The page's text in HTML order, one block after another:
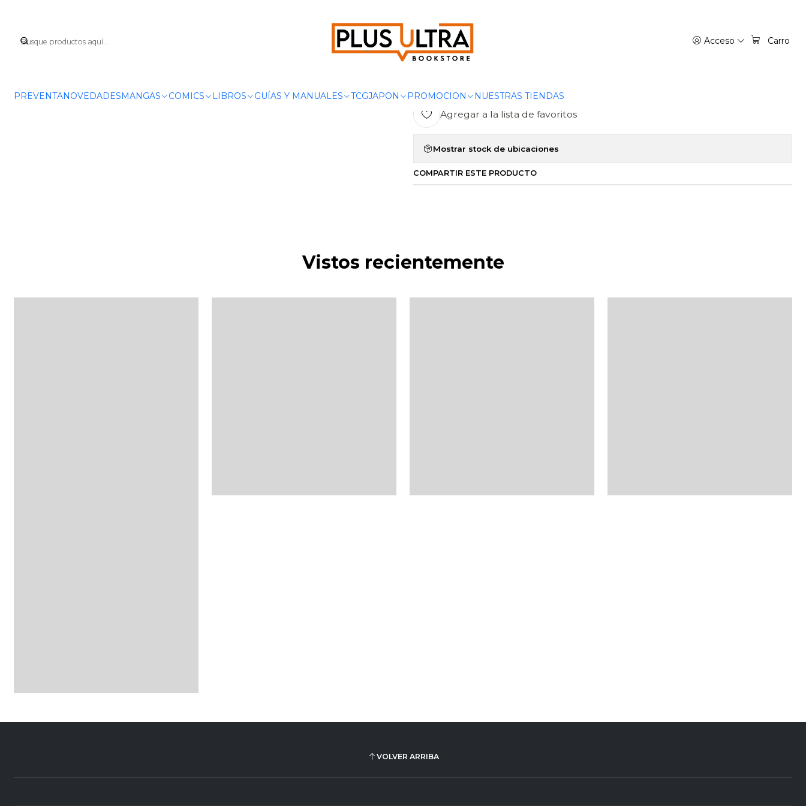
Acceso Carro
PREVENTANOVEDADESMANGAS COMICS LIBROS GUÍAS Y MANUALES TCGJAPON PROMOCION NUESTRAS TIENDAS
|
DICCIONARIO DE LAS RELIGIONES -
Agregar a la lista de favoritos
Mostrar stock de ubicaciones
COMPARTIR ESTE PRODUCTO
Vistos recientemente
VOLVER ARRIBA